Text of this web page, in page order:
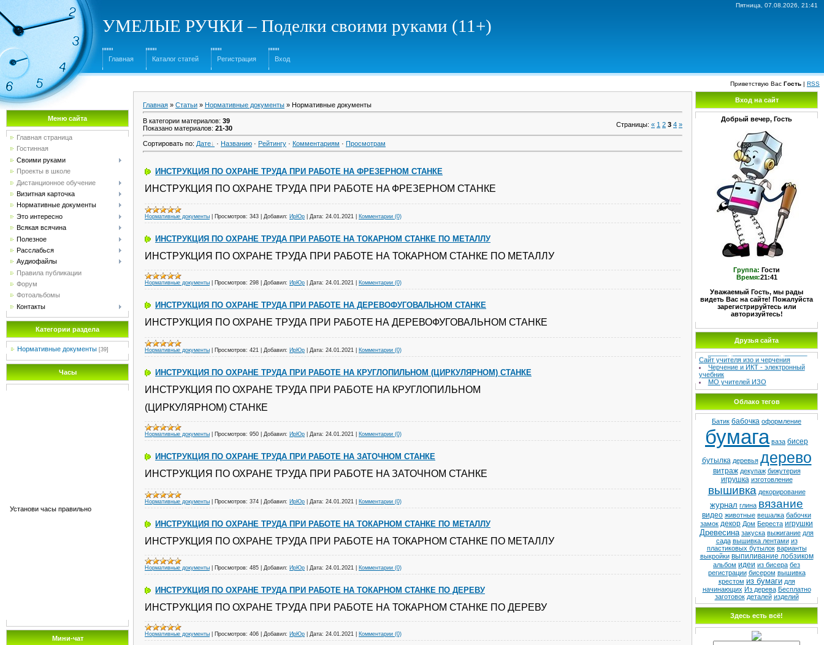
Пятница, 07.08.2026, 21:41
УМЕЛЫЕ РУЧКИ – Поделки своими руками (11+)
Главная Каталог статей Регистрация Вход
Приветствую Вас Гость | RSS
Меню сайта
Главная страница
Гостинная
Своими руками
Проекты в школе
Дистанционное обучение
Визитная карточка
Нормативные документы
Это интересно
Всякая всячина
Полезное
Расслабься
Аудиофайлы
Правила публикации
Форум
Фотоальбомы
Контакты
Категории раздела
Нормативные документы [39]
Часы
Установи часы правильно
Мини-чат
Главная » Статьи » Нормативные документы » Нормативные документы
В категории материалов: 39
Показано материалов: 21-30 Страницы: « 1 2 3 4 »
Сортировать по: Дате · Названию · Рейтингу · Комментариям · Просмотрам
ИНСТРУКЦИЯ ПО ОХРАНЕ ТРУДА ПРИ РАБОТЕ НА ФРЕЗЕРНОМ СТАНКЕ
ИНСТРУКЦИЯ ПО ОХРАНЕ ТРУДА ПРИ РАБОТЕ НА ФРЕЗЕРНОМ СТАНКЕ
Нормативные документы Просмотров: 343 Добавил: ИрЮр Дата: 24.01.2021 Комментарии (0)
ИНСТРУКЦИЯ ПО ОХРАНЕ ТРУДА ПРИ РАБОТЕ НА ТОКАРНОМ СТАНКЕ ПО МЕТАЛЛУ
ИНСТРУКЦИЯ ПО ОХРАНЕ ТРУДА ПРИ РАБОТЕ НА ТОКАРНОМ СТАНКЕ ПО МЕТАЛЛУ
Нормативные документы Просмотров: 298 Добавил: ИрЮр Дата: 24.01.2021 Комментарии (0)
ИНСТРУКЦИЯ ПО ОХРАНЕ ТРУДА ПРИ РАБОТЕ НА ДЕРЕВОФУГОВАЛЬНОМ СТАНКЕ
ИНСТРУКЦИЯ ПО ОХРАНЕ ТРУДА ПРИ РАБОТЕ НА ДЕРЕВОФУГОВАЛЬНОМ СТАНКЕ
Нормативные документы Просмотров: 421 Добавил: ИрЮр Дата: 24.01.2021 Комментарии (0)
ИНСТРУКЦИЯ ПО ОХРАНЕ ТРУДА ПРИ РАБОТЕ НА КРУГЛОПИЛЬНОМ (ЦИРКУЛЯРНОМ) СТАНКЕ
ИНСТРУКЦИЯ ПО ОХРАНЕ ТРУДА ПРИ РАБОТЕ НА КРУГЛОПИЛЬНОМ
(ЦИРКУЛЯРНОМ) СТАНКЕ
Нормативные документы Просмотров: 950 Добавил: ИрЮр Дата: 24.01.2021 Комментарии (0)
ИНСТРУКЦИЯ ПО ОХРАНЕ ТРУДА ПРИ РАБОТЕ НА ЗАТОЧНОМ СТАНКЕ
ИНСТРУКЦИЯ ПО ОХРАНЕ ТРУДА ПРИ РАБОТЕ НАЗАТОЧНОМ СТАНКЕ
Нормативные документы Просмотров: 374 Добавил: ИрЮр Дата: 24.01.2021 Комментарии (0)
ИНСТРУКЦИЯ ПО ОХРАНЕ ТРУДА ПРИ РАБОТЕ НА ТОКАРНОМ СТАНКЕ ПО МЕТАЛЛУ
ИНСТРУКЦИЯ ПО ОХРАНЕ ТРУДА ПРИ РАБОТЕ НА ТОКАРНОМ СТАНКЕ ПО МЕТАЛЛУ
Нормативные документы Просмотров: 485 Добавил: ИрЮр Дата: 24.01.2021 Комментарии (0)
ИНСТРУКЦИЯ ПО ОХРАНЕ ТРУДА ПРИ РАБОТЕ НА ТОКАРНОМ СТАНКЕ ПО ДЕРЕВУ
ИНСТРУКЦИЯ ПО ОХРАНЕ ТРУДА ПРИ РАБОТЕ НА ТОКАРНОМ СТАНКЕ ПО ДЕРЕВУ
Нормативные документы Просмотров: 406 Добавил: ИрЮр Дата: 24.01.2021 Комментарии (0)
Вход на сайт
Добрый вечер, Гость
Группа: Гости
Время:21:41
Уважаемый Гость, мы рады
видеть Вас на сайте! Пожалуйста
зарегистрируйтесь или
авторизуйтесь!
Друзья сайта
МЕТОДИЧЕСКИЙ СУНДУЧОК –
Сайт учителя изо и черчения
Черчение и ИКТ - электронный
учебник
МО учителей ИЗО
Школа №8
Детская худ. школа
Облако тегов
Батик бабочка оформление
бумага ваза бисер
бутылка деревья дерево
витраж декупаж бижутерия
игрушка изготовление
вышивка декорирование
журнал глина вязание
видео животные вешалка бабочки
замок декор Дом Береста игрушки
Древесина закуска выжигание для
сада вышивка лентами из
пластиковых бутылок варианты
выкройки выпиливание лобзиком
альбом идеи из бисера без
регистрации бисером вышивка
крестом из бумаги для
начинающих Из дерева Бесплатно
заготовок деталей изделий
Здесь есть всё!